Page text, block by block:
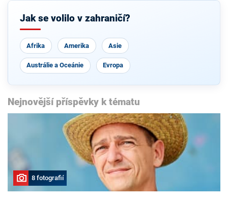
Jak se volilo v zahraničí?
Afrika Amerika Asie
Austrálie a Oceánie Evropa
Nejnovější příspěvky k tématu
8 fotografií